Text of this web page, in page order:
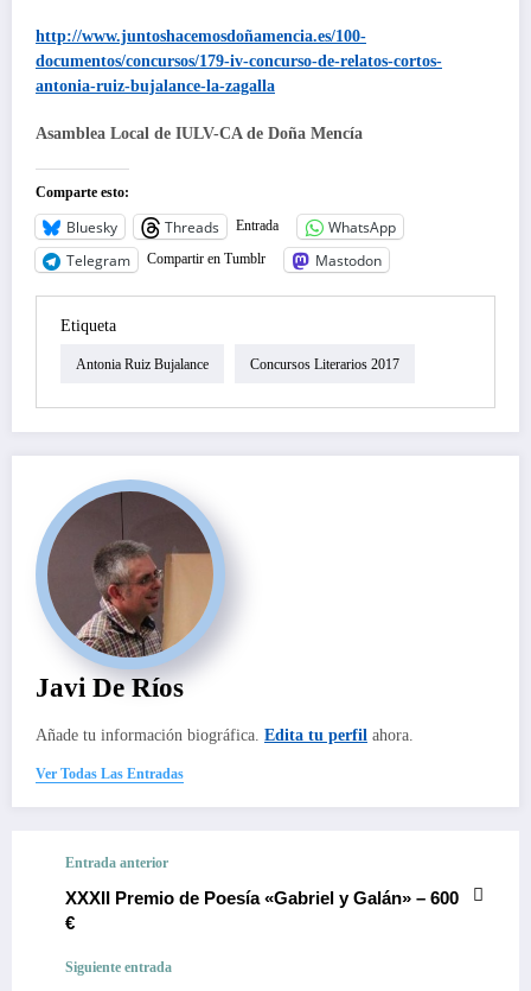
http://www.juntoshacemosdoñamencia.es/100-
documentos/concursos/179-iv-concurso-de-relatos-cortos-
antonia-ruiz-bujalance-la-zagalla
Asamblea Local de IULV-CA de Doña Mencía
Comparte esto:
Bluesky Threads Entrada
WhatsApp
Telegram
Compartir en Tumblr Mastodon
Etiqueta
Antonia Ruiz Bujalance Concursos Literarios 2017
Javi De Ríos
Añade tu información biográfica. Edita tu perfil ahora.
Ver Todas Las Entradas
Entrada anterior
XXXII Premio de Poesía «Gabriel y Galán» – 600
€
Siguiente entrada